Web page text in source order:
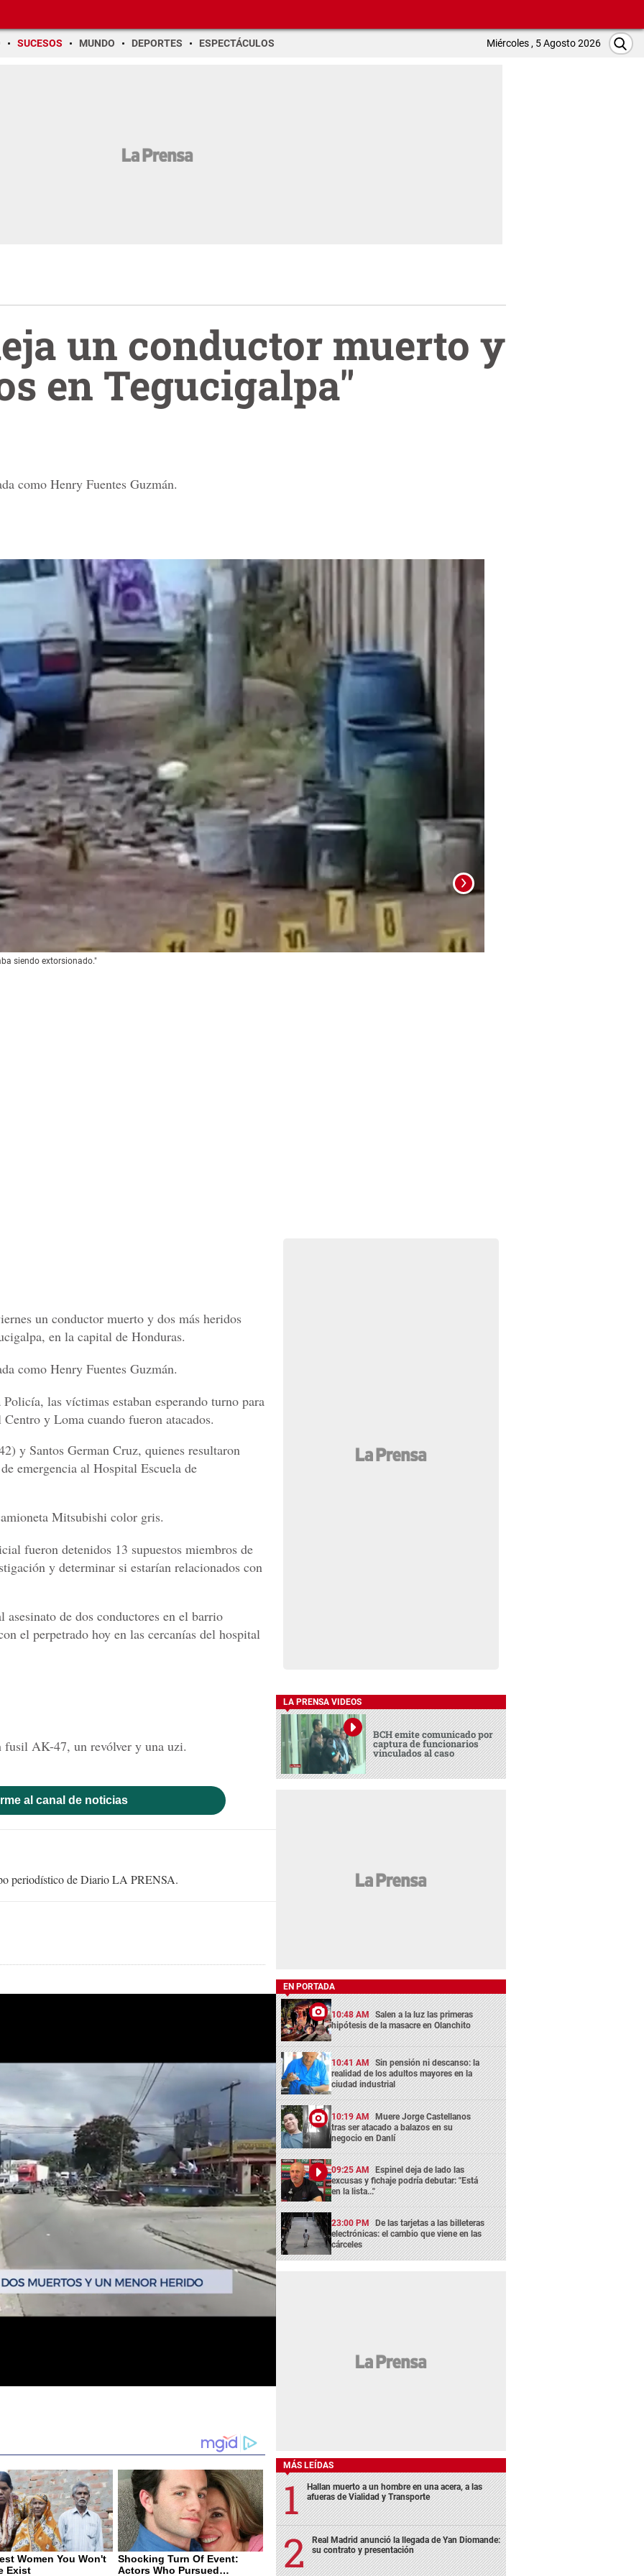
SUCESOS MUNDO DEPORTES ESPECTÁCULOS Miércoles , 5 Agosto 2026
un conductor muerto y
en Tegucigalpa"
como Henry Fuentes Guzmán.
siendo extorsionado."
un conductor muerto y dos más heridos
en la capital de Honduras.
como Henry Fuentes Guzmán.
las víctimas estaban esperando turno para
y Loma cuando fueron atacados.
y Santos German Cruz, quienes resultaron
emergencia al Hospital Escuela de
Mitsubishi color gris.
fueron detenidos 13 supuestos miembros de
y determinar si estarían relacionados con
de dos conductores en el barrio
el perpetrado hoy en las cercanías del hospital
fusil AK-47, un revólver y una uzi.
al canal de noticias
periodístico de Diario LA PRENSA.
LA PRENSA VIDEOS
BCH emite comunicado por
captura de funcionarios
vinculados al caso
EN PORTADA
10:48 AM Salen a la luz las primeras
hipótesis de la masacre en Olanchito
10:41 AM Sin pensión ni descanso: la
realidad de los adultos mayores en la
ciudad industrial
10:19 AM Muere Jorge Castellanos
tras ser atacado a balazos en su
negocio en Danlí
09:25 AM Espinel deja de lado las
excusas y fichaje podría debutar: "Está
en la lista..."
23:00 PM De las tarjetas a las billeteras
electrónicas: el cambio que viene en las
cárceles
MÁS LEÍDAS
Hallan muerto a un hombre en una acera, a las
afueras de Vialidad y Transporte
Real Madrid anunció la llegada de Yan Diomande:
su contrato y presentación